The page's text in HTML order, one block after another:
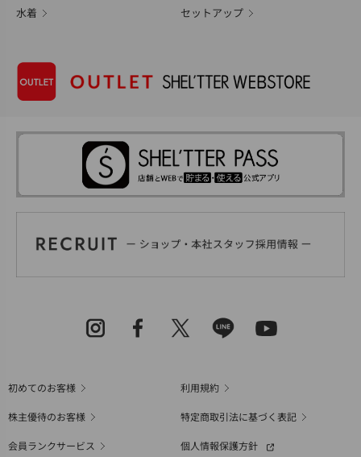
水着 セットアップ
初めてのお客様
利用規約
株主優待のお客様
特定商取引法に基づく表記
会員ランクサービス
個人情報保護方針